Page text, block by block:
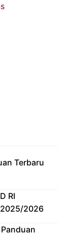
Terbaru
RI
2025/2026